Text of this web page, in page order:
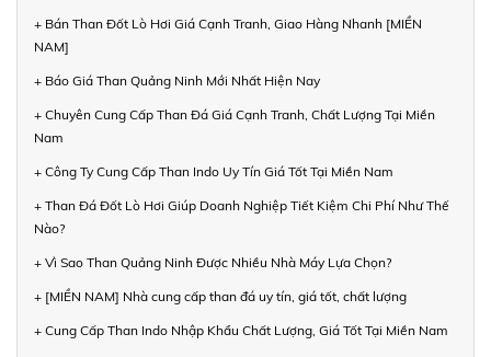
+ Bán Than Đốt Lò Hơi Giá Cạnh Tranh, Giao Hàng Nhanh [MIỀN
NAM]
+ Báo Giá Than Quảng Ninh Mới Nhất Hiện Nay
+ Chuyên Cung Cấp Than Đá Giá Cạnh Tranh, Chất Lượng Tại Miền
Nam
+ Công Ty Cung Cấp Than Indo Uy Tín Giá Tốt Tại Miền Nam
+ Than Đá Đốt Lò Hơi Giúp Doanh Nghiệp Tiết Kiệm Chi Phí Như Thế
Nào?
+ Vì Sao Than Quảng Ninh Được Nhiều Nhà Máy Lựa Chọn?
+ [MIỀN NAM] Nhà cung cấp than đá uy tín, giá tốt, chất lượng
+ Cung Cấp Than Indo Nhập Khẩu Chất Lượng, Giá Tốt Tại Miền Nam